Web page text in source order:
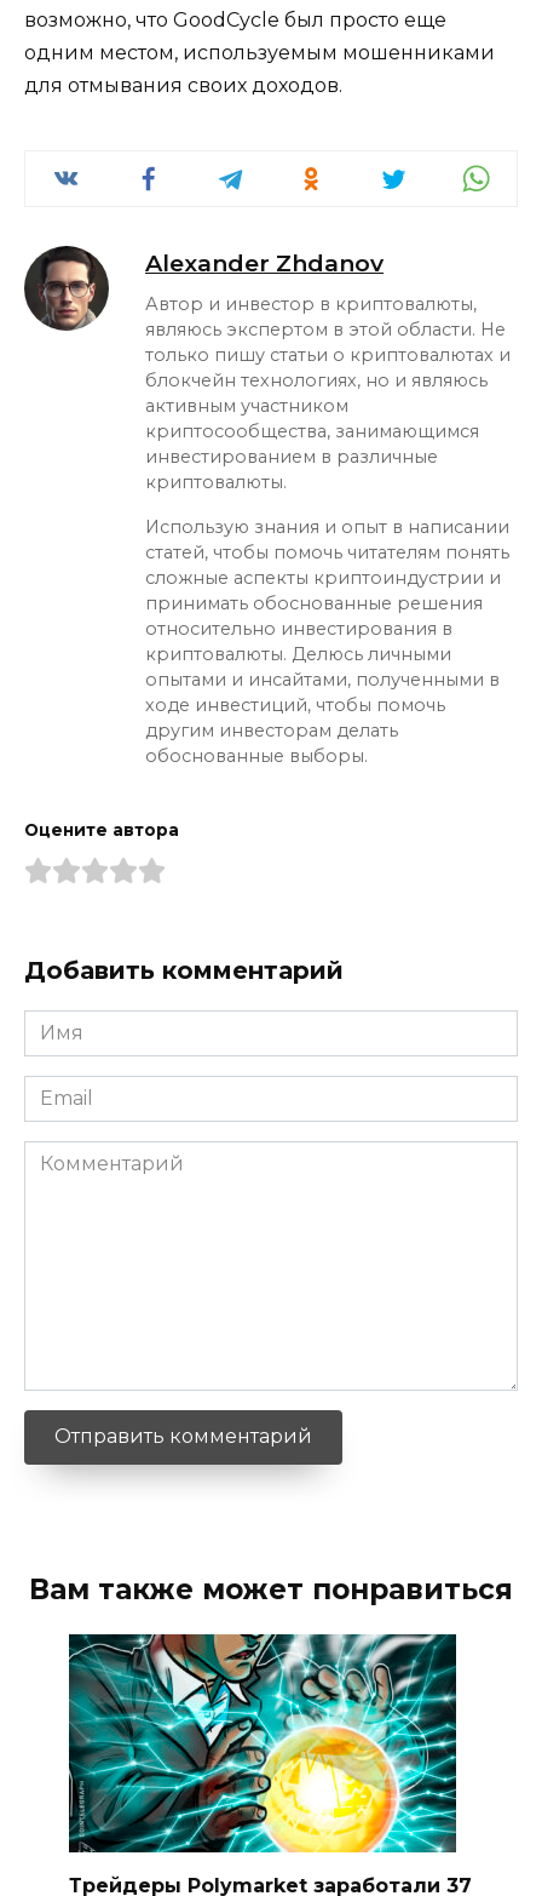
возможно, что GoodCycle был просто еще
одним местом, используемым мошенниками
для отмывания своих доходов.
Alexander Zhdanov
Автор и инвестор в криптовалюты,
являюсь экспертом в этой области. Не
только пишу статьи о криптовалютах и
блокчейн технологиях, но и являюсь
активным участником
криптосообщества, занимающимся
инвестированием в различные
криптовалюты.
Использую знания и опыт в написании
статей, чтобы помочь читателям понять
сложные аспекты криптоиндустрии и
принимать обоснованные решения
относительно инвестирования в
криптовалюты. Делюсь личными
опытами и инсайтами, полученными в
ходе инвестиций, чтобы помочь
другим инвесторам делать
обоснованные выборы.
Оцените автора
Добавить комментарий
Имя
*
Email
*
Комментарий
Вам также может понравиться
Трейдеры Polymarket заработали 37